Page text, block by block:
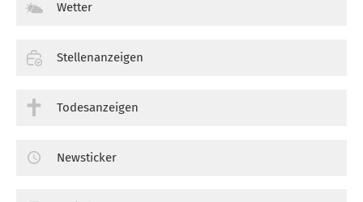
Wetter
Stellenanzeigen
Todesanzeigen
Newsticker